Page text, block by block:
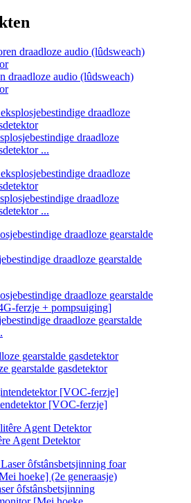
draadloze audio (lûdsweach)
draadloze
...
draadloze
...
draadloze gearstalde
draadloze gearstalde
gearstalde gasdetektor
[VOC-ferzje]
Agent Detektor
ôfstânsbetsjinning